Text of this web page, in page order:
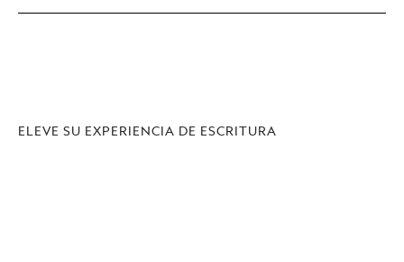
ELEVE SU EXPERIENCIA DE ESCRITURA